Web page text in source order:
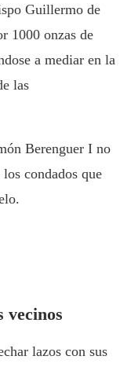
Guillermo de
1000 onzas de
a mediar en la
las
Berenguer I no
condados que
vecinos
lazos con sus